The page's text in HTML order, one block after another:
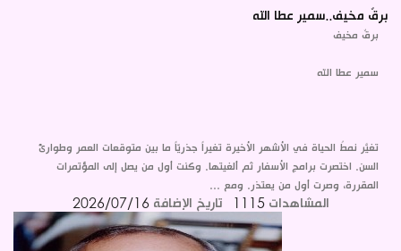
برقٌ مخيف..سمير عطا الله
برقٌ مخيف
سمير عطا الله
تغيَّر نمطُ الحياة في الأشهر الأخيرة تغيراً جذريّاً ما بين متوقعات العمر وطوارئ
السن. اختصرت برامج الأسفار ثم ألغيتها. وكنت أول من يصل إلى المؤتمرات
المقررة، وصرت أول من يعتذر. ومع ...
المشاهدات 1115 تاريخ الإضافة 2026/07/16